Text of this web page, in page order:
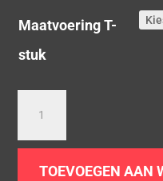
€
Maatvoering T-
stuk
Uitgehalst
aantal
TOEVOEGEN AAN